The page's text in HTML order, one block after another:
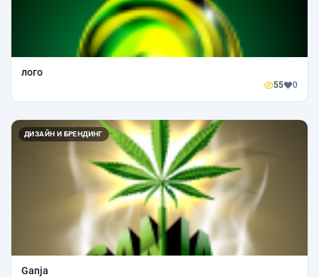
лого
55 0
ДИЗАЙН И БРЕНДИНГ
Ganja